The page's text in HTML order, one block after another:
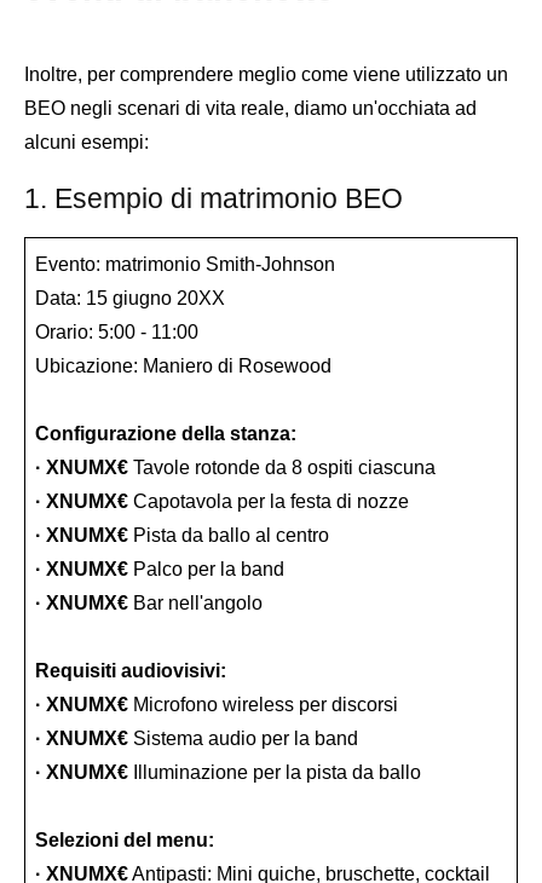
Inoltre, per comprendere meglio come viene utilizzato un
BEO negli scenari di vita reale, diamo un'occhiata ad
alcuni esempi:
1. Esempio di matrimonio BEO
Evento: matrimonio Smith-Johnson
Data: 15 giugno 20XX
Orario: 5:00 - 11:00
Ubicazione: Maniero di Rosewood
Configurazione della stanza:
· XNUMX€ Tavole rotonde da 8 ospiti ciascuna
· XNUMX€ Capotavola per la festa di nozze
· XNUMX€ Pista da ballo al centro
· XNUMX€ Palco per la band
· XNUMX€ Bar nell'angolo
Requisiti audiovisivi:
· XNUMX€ Microfono wireless per discorsi
· XNUMX€ Sistema audio per la band
· XNUMX€ Illuminazione per la pista da ballo
Selezioni del menu:
· XNUMX€Antipasti: Mini quiche, bruschette, cocktail